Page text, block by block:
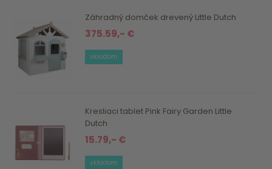
Záhradný domček drevený Little Dutch
375.59,- €
skladom
Kresliaci tablet Pink Fairy Garden Little
Dutch
15.79,- €
skladom